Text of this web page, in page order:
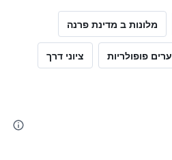
מלונות ב מדינת פרנה
ערים פופולריות ציוני דרך